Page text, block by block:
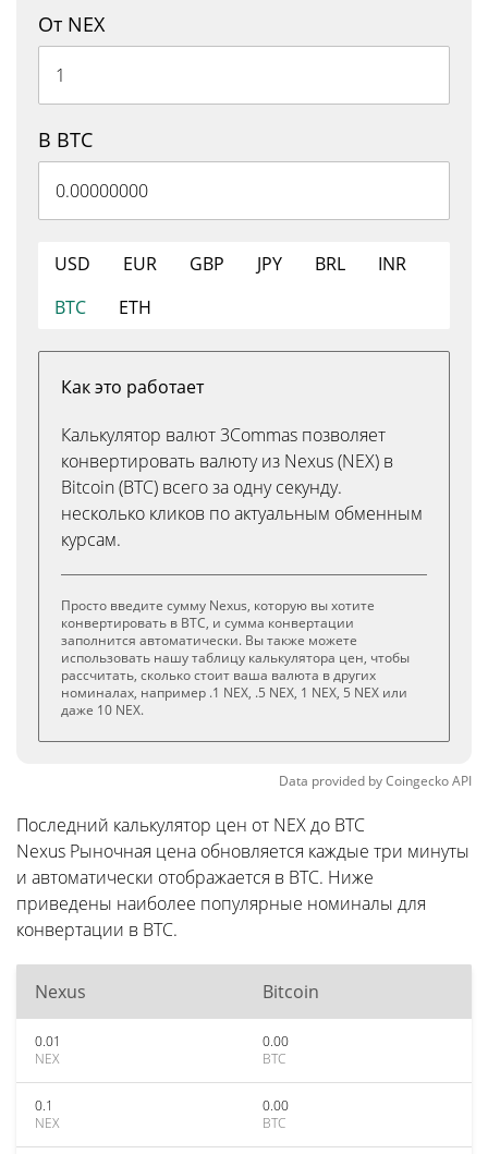
От NEX
В BTC
USD EUR GBP JPY BRL
INR
BTC
ETH
Как это работает
Калькулятор валют 3Commas позволяет
конвертировать валюту из Nexus (NEX) в
Bitcoin (BTC) всего за одну секунду.
несколько кликов по актуальным обменным
курсам.
Просто введите сумму Nexus, которую вы хотите
конвертировать в BTC, и сумма конвертации
заполнится автоматически. Вы также можете
использовать нашу таблицу калькулятора цен, чтобы
рассчитать, сколько стоит ваша валюта в других
номиналах, например .1 NEX, .5 NEX, 1 NEX, 5 NEX или
даже 10 NEX.
Data provided byCoingeckoAPI
Последний калькулятор цен от NEX до BTC
Nexus Рыночная цена обновляется каждые три минуты
и автоматически отображается в BTC. Ниже
приведены наиболее популярные номиналы для
конвертации в BTC.
Nexus Bitcoin
0.01
NEX
0.00
BTC
0.1
NEX
0.00
BTC